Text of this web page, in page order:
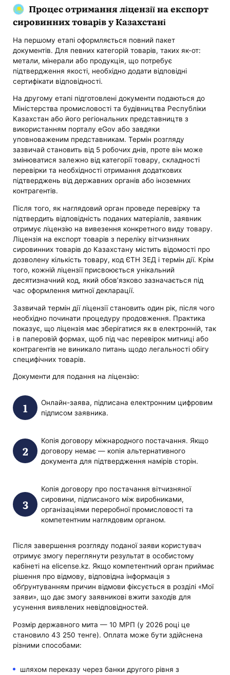
Процес отримання ліцензії на експорт
сировинних товарів у Казахстані
На першому етапі оформляється повний пакет
документів. Для певних категорій товарів, таких як-от:
метали, мінерали або продукція, що потребує
підтвердження якості, необхідно додати відповідні
сертифікати відповідності.
На другому етапі підготовлені документи подаються до
Міністерства промисловості та будівництва Республіки
Казахстан або його регіональних представництв з
використанням порталу eGov або завдяки
уповноваженим представникам. Термін розгляду
зазвичай становить від 5 робочих днів, проте він може
змінюватися залежно від категорії товару, складності
перевірки та необхідності отримання додаткових
підтверджень від державних органів або іноземних
контрагентів.
Після того, як наглядовий орган проведе перевірку та
підтвердить відповідність поданих матеріалів, заявник
отримує ліцензію на вивезення конкретного виду товару.
Ліцензія на експорт товарів з переліку вітчизняних
сировинних товарів до Казахстану містить відомості про
дозволену кількість товару, код ЄТН ЗЕД і термін дії. Крім
того, кожній ліцензії присвоюється унікальний
десятизначний код, який обов’язково зазначається під
час оформлення митної декларації.
Зазвичай термін дії ліцензії становить один рік, після чого
необхідно починати процедуру продовження. Практика
показує, що ліцензія має зберігатися як в електронній, так
і в паперовій формах, щоб під час перевірок митниці або
контрагентів не виникало питань щодо легальності обігу
специфічних товарів.
Документи для подання на ліцензію:
Онлайн-заява, підписана електронним цифровим
підписом заявника.
Копія договору міжнародного постачання. Якщо
договору немає — копія альтернативного
документа для підтвердження намірів сторін.
Копія договору про постачання вітчизняної
сировини, підписаного між виробниками,
організаціями переробної промисловості та
компетентним наглядовим органом.
Після завершення розгляду поданої заяви користувач
отримує змогу переглянути результат в особистому
кабінеті на elicense.kz. Якщо компетентний орган приймає
рішення про відмову, відповідна інформація з
обґрунтуванням причин відмови фіксується в розділі «Мої
заяви», що дає змогу заявникові вжити заходів для
усунення виявлених невідповідностей.
Розмір державного мита — 10 МРП (у 2026 році це
становило 43 250 тенге). Оплата може бути здійснена
різними способами:
шляхом переказу через банки другого рівня з